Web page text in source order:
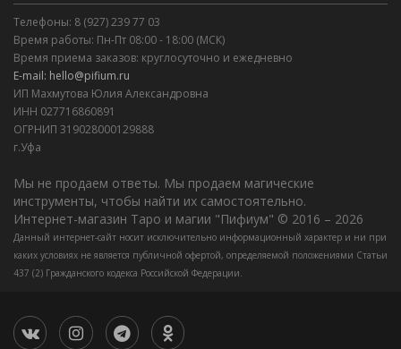
Телефоны: 8 (927) 239 77 03
Время работы: Пн-Пт 08:00 - 18:00 (МСК)
Время приема заказов: круглосуточно и ежедневно
E-mail: hello@pifium.ru
ИП Махмутова Юлия Александровна
ИНН 027716860891
ОГРНИП 319028000129888
г.Уфа
Мы не продаем ответы. Мы продаем магические
инструменты, чтобы найти их самостоятельно.
Интернет-магазин Таро и магии "Пифиум" © 2016 – 2026
Данный интернет-сайт носит исключительно информационный характер и ни при
каких условиях не является публичной офертой, определяемой положениями Статьи
437 (2) Гражданского кодекса Российской Федерации.